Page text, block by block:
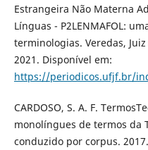
Estrangeira Não Materna
Línguas - P2LENMAFOL:
terminologias. Veredas,
2021. Disponível em:
https://periodicos.ufjf.br/
CARDOSO, S. A. F.
monolíngues de termos da
conduzido por corpus.